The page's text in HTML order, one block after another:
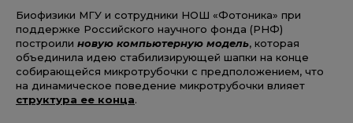
Биофизики МГУ и сотрудники НОШ «Фотоника» при
поддержке Российского научного фонда (РНФ)
построили новую компьютерную модель, которая
объединила идею стабилизирующей шапки на конце
собирающейся микротрубочки с предположением, что
на динамическое поведение микротрубочки влияет
структура ее конца.